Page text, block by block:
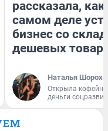
рассказала, как
самом деле
бизнес со
дешевых
Наталья
Открыла
деньги